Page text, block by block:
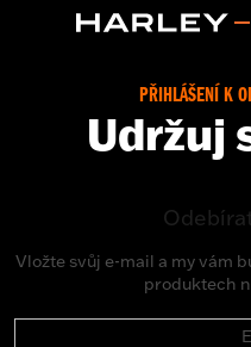
PŘIHLÁŠENÍ K
Udržuj
Vložte svůj e-mail a my vám
produktech